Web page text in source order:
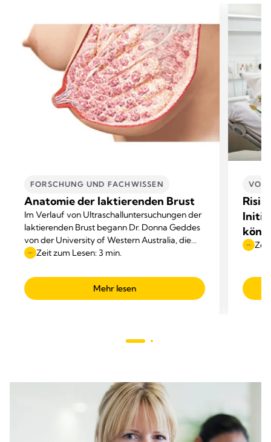
FORSCHUNG UND FACHWISSEN
Anatomie der laktierenden Brust
Im Verlauf von Ultraschalluntersuchungen der
laktierenden Brust begann Dr. Donna Geddes
von der University of Western Australia, die
anatomischen Darstellungen in den
Zeit zum Lesen: 3 min.
Mehr lesen
Zeit